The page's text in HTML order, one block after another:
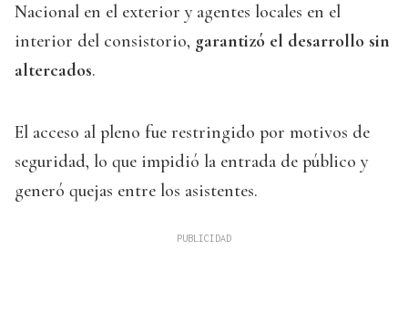
Nacional en el exterior y agentes locales en el
interior del consistorio, garantizó el desarrollo sin
altercados.
El acceso al pleno fue restringido por motivos de
seguridad, lo que impidió la entrada de público y
generó quejas entre los asistentes.